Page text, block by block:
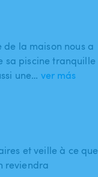
la maison nous a
sa piscine tranquille
une… ver más
et veille à ce que
reviendra